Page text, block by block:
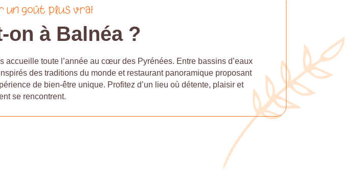
un goût plus vrai
on à Balnéa ?
toute l’année au cœur des Pyrénées. Entre bassins d’eaux
des traditions du monde et restaurant panoramique proposant
de bien-être unique. Profitez d’un lieu où détente, plaisir et
se rencontrent.